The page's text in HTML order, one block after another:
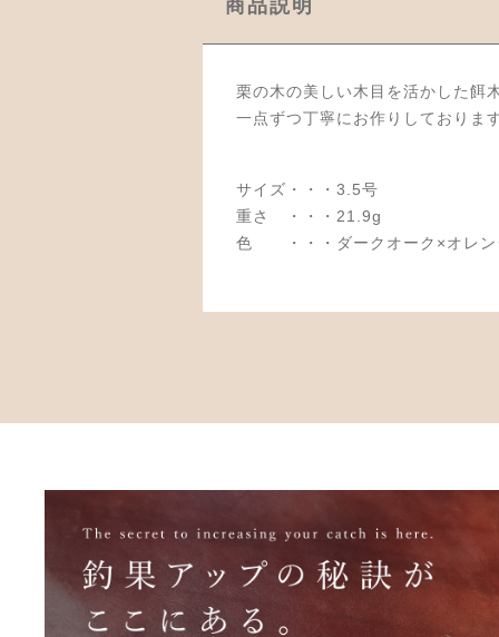
商品説明
栗の木の美しい木目を活かした餌
一点ずつ丁寧にお作りしておりま
サイズ・・・3.5号
重さ ・・・21.9g
色 ・・・ダークオーク×オレン